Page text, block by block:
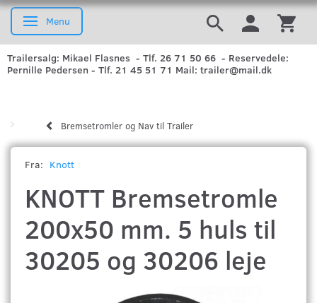
Skifte navigation
Menu
Trailersalg: Mikael Flasnes - Tlf. 26 71 50 66 - Reservedele:
Pernille Pedersen - Tlf. 21 45 51 71 Mail: trailer@mail.dk
Bremsetromler og Nav til Trailer
Fra: Knott
KNOTT Bremsetromle
200x50 mm. 5 huls til
30205 og 30206 leje